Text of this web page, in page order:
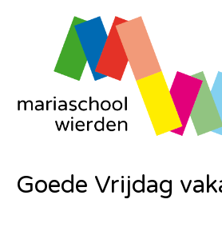
Goede Vrijdag